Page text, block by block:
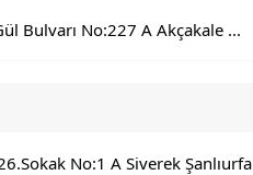
Bulvarı No:227 A Akçakale ...
No:1 A Siverek Şanlıurfa